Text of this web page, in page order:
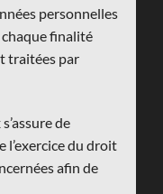
personnelles
chaque finalité
traitées par
de
l’exercice du droit
afin de